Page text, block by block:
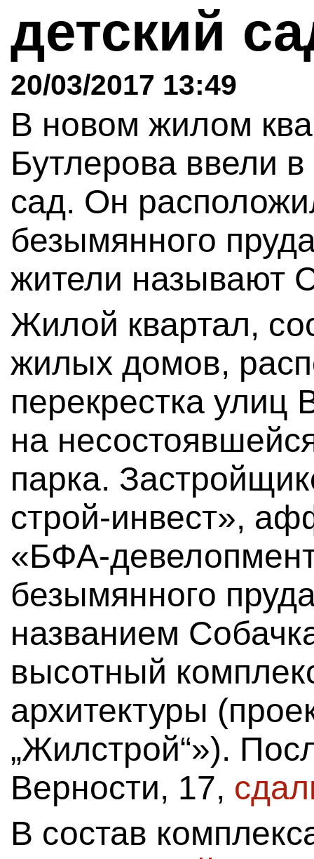
детский
20/03/2017 13:49
В новом жилом
Бутлерова ввели
сад. Он
безымянного
жители называют
Жилой квартал,
жилых домов,
перекрестка улиц
на
парка.
строй-инвест»,
«БФА-
безымянного
названием
высотный
архитектуры
„Жилстрой“»).
Верности, 17,
В состав